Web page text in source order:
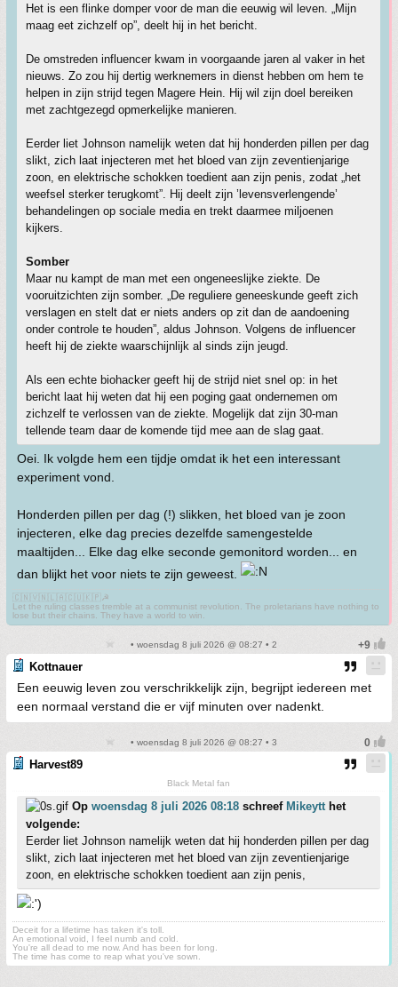
Het is een flinke domper voor de man die eeuwig wil leven. „Mijn
maag eet zichzelf op”, deelt hij in het bericht.
De omstreden influencer kwam in voorgaande jaren al vaker in het
nieuws. Zo zou hij dertig werknemers in dienst hebben om hem te
helpen in zijn strijd tegen Magere Hein. Hij wil zijn doel bereiken
met zachtgezegd opmerkelijke manieren.
Eerder liet Johnson namelijk weten dat hij honderden pillen per dag
slikt, zich laat injecteren met het bloed van zijn zeventienjarige
zoon, en elektrische schokken toedient aan zijn penis, zodat „het
weefsel sterker terugkomt”. Hij deelt zijn ’levensverlengende’
behandelingen op sociale media en trekt daarmee miljoenen
kijkers.
Somber
Maar nu kampt de man met een ongeneeslijke ziekte. De
vooruitzichten zijn somber. „De reguliere geneeskunde geeft zich
verslagen en stelt dat er niets anders op zit dan de aandoening
onder controle te houden”, aldus Johnson. Volgens de influencer
heeft hij de ziekte waarschijnlijk al sinds zijn jeugd.
Als een echte biohacker geeft hij de strijd niet snel op: in het
bericht laat hij weten dat hij een poging gaat ondernemen om
zichzelf te verlossen van de ziekte. Mogelijk dat zijn 30-man
tellende team daar de komende tijd mee aan de slag gaat.
Oei. Ik volgde hem een tijdje omdat ik het een interessant
experiment vond.
Honderden pillen per dag (!) slikken, het bloed van je zoon
injecteren, elke dag precies dezelfde samengestelde
maaltijden... Elke dag elke seconde gemonitord worden... en
dan blijkt het voor niets te zijn geweest.
🇨🇳🇻🇳🇱🇦🇨🇺🇰🇵☭
Let the ruling classes tremble at a communist revolution. The proletarians have nothing to
lose but their chains. They have a world to win.
• woensdag 8 juli 2026 @ 08:27 • 2
Kottnauer
Een eeuwig leven zou verschrikkelijk zijn, begrijpt iedereen met
een normaal verstand die er vijf minuten over nadenkt.
• woensdag 8 juli 2026 @ 08:27 • 3
Harvest89
Black Metal fan
Op woensdag 8 juli 2026 08:18 schreef Mikeytt het
volgende:
Eerder liet Johnson namelijk weten dat hij honderden pillen per dag
slikt, zich laat injecteren met het bloed van zijn zeventienjarige
zoon, en elektrische schokken toedient aan zijn penis,
Deceit for a lifetime has taken it's toll.
An emotional void, I feel numb and cold.
You're all dead to me now. And has been for long.
The time has come to reap what you've sown.